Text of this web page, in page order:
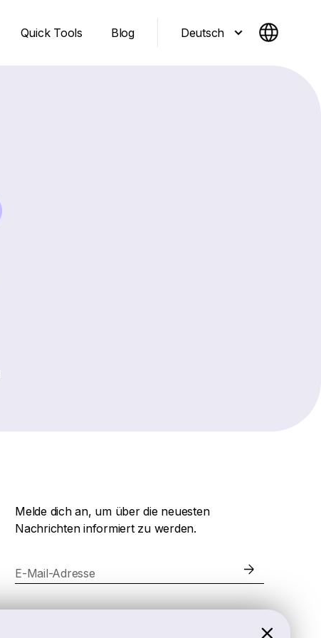
Quick Tools Blog Deutsch
Melde dich an, um über die neuesten
Nachrichten informiert zu werden.
E-Mail-Adresse